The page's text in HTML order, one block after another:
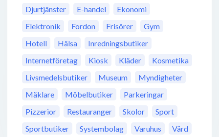
Djurtjänster
E-handel
Ekonomi
Elektronik
Fordon Frisörer
Gym
Hotell
Hälsa
Inredningsbutiker
Internetföretag
Kiosk Kläder
Kosmetika
Livsmedelsbutiker
Museum
Myndigheter
Mäklare
Möbelbutiker
Parkeringar
Pizzerior
Restauranger Skolor
Sport
Sportbutiker
Systembolag Varuhus
Vård